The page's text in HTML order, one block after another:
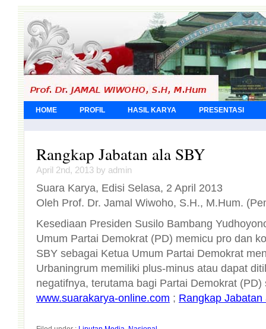
HOME PROFIL HASIL KARYA PRESENTASI
Rangkap Jabatan ala SBY
April 2nd, 2013 by admin
Suara Karya, Edisi Selasa, 2 April 2013
Oleh Prof. Dr. Jamal Wiwoho, S.H., M.Hum.
Kesediaan Presiden Susilo Bambang
Umum Partai Demokrat (PD) memicu pro dan
SBY sebagai Ketua Umum Partai
Urbaningrum memiliki plus-minus atau
negatifnya, terutama bagi Partai Demokrat
www.suarakarya-online.com ; Rangkap Jabatan